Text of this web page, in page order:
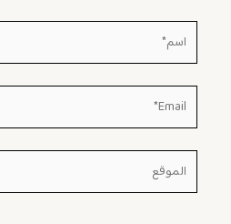
اسم*
Email*
الموقع